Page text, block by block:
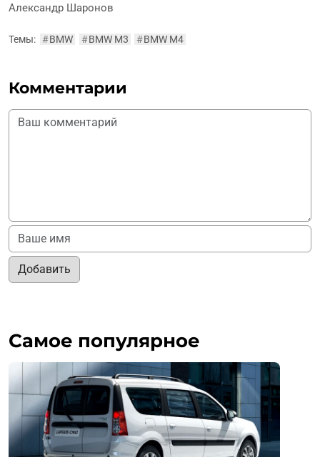
Александр Шаронов
Темы: #BMW #BMW M3 #BMW M4
Комментарии
Добавить
Самое популярное